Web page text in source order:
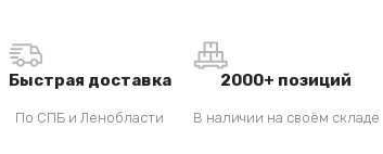
Быстрая доставка
По СПБ и Ленобласти
2000+ позиций
В наличии на своём складе